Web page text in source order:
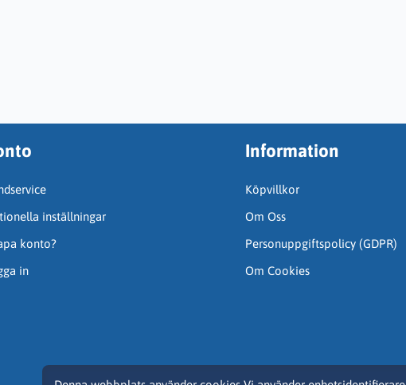
inställningar
konto?
in
Information
Köpvillkor
Om Oss
Personuppgiftspolicy (GDPR)
Om Cookies